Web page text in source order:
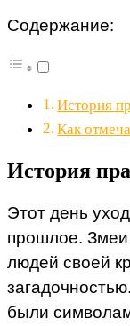
Содержание:
История
Как
История
Этот день
прошлое. Змеи
людей своей
были